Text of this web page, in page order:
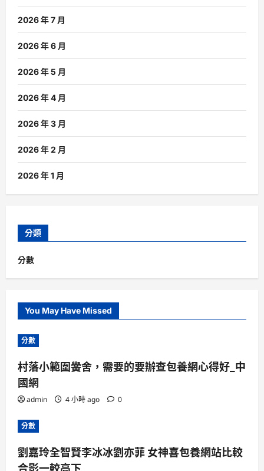
2026 年 7 月
2026 年 6 月
2026 年 5 月
2026 年 4 月
2026 年 3 月
2026 年 2 月
2026 年 1 月
分類
分數
You May Have Missed
分數
村落小範圍黌舍，需要的要辦查包養網心得好_中
國網
admin 4 小時 ago 0
分數
劉嘉玲全智賢李冰冰劉亦菲 女神喜包養網站比較
合影一較高下